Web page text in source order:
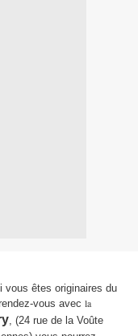
i vous êtes originaires du
vous avec la
, (24 rue de la Voûte